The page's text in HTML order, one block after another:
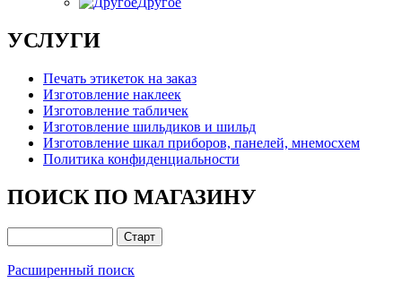
УСЛУГИ
Печать этикеток на заказ
Изготовление наклеек
Изготовление табличек
Изготовление шильдиков и шильд
Изготовление шкал приборов, панелей, мнемосхем
Политика конфиденциальности
ПОИСК ПО МАГАЗИНУ
Расширенный поиск